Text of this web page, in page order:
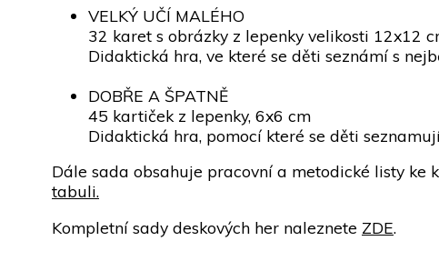
VELKÝ UČÍ MALÉHO
32 karet s obrázky z lepenky velikosti 12x12
Didaktická hra, ve které se děti seznámí s
DOBŘE A ŠPATNĚ
45 kartiček z lepenky, 6x6 cm
Didaktická hra, pomocí které se děti
Dále sada obsahuje pracovní a metodické listy ke
tabuli.
Kompletní sady deskových her naleznete ZDE.